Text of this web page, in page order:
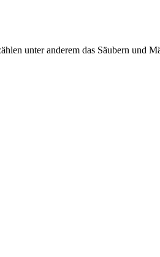
unter anderem das Säubern und